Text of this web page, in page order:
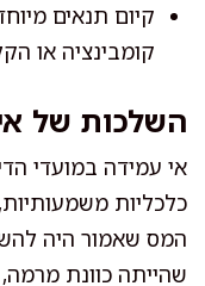
קיום תנאים
קומבינציה או
השלכות של אי
אי עמידה במועדי
כלכליות
המס שאמור היה
שהייתה כוונת